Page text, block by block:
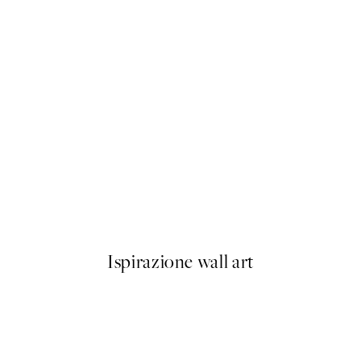
Ispirazione wall art